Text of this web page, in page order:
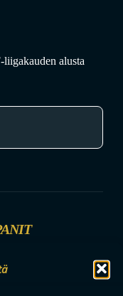
liigakauden alusta